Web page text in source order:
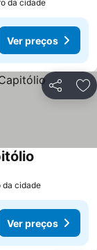
da cidade
Ver preços
Partilhar
da cidade
Ver preços